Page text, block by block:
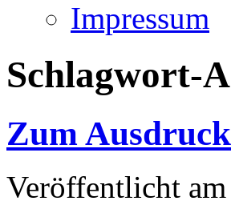
Impressum
Schlagwort-
Zum
Veröffentlicht am